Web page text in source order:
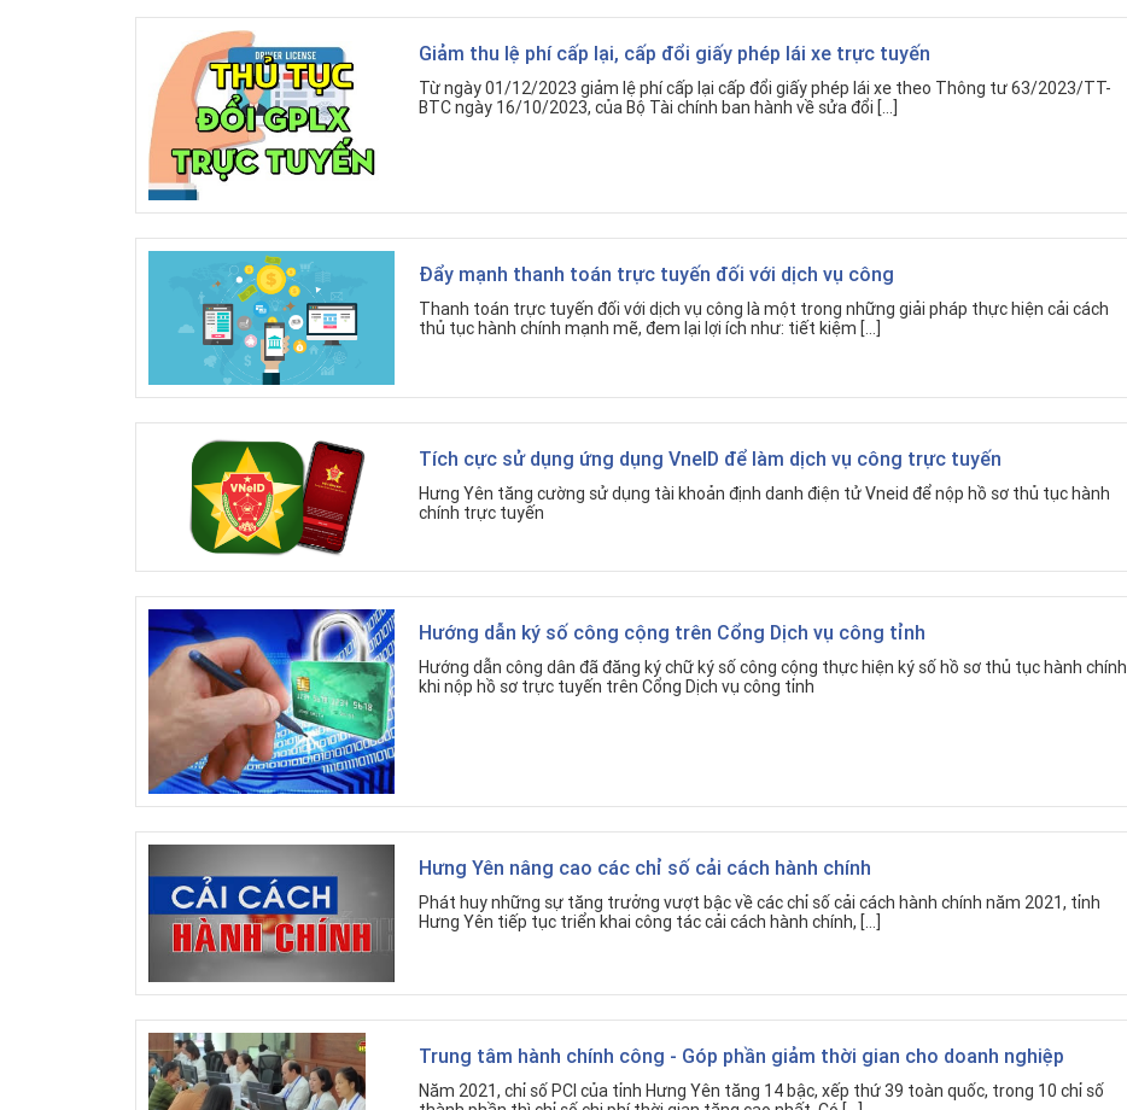
Giảm thu lệ phí cấp lại, cấp đổi giấy phép lái xe trực tuyến
Từ ngày 01/12/2023 giảm lệ phí cấp lại cấp đổi giấy phép lái xe theo Thông tư 63/2023/TT-
BTC ngày 16/10/2023, của Bộ Tài chính ban hành về sửa đổi […]
Đẩy mạnh thanh toán trực tuyến đối với dịch vụ công
Thanh toán trực tuyến đối với dịch vụ công là một trong những giải pháp thực hiện cải cách
thủ tục hành chính mạnh mẽ, đem lại lợi ích như: tiết kiệm […]
Tích cực sử dụng ứng dụng VnelD để làm dịch vụ công trực tuyến
Hưng Yên tăng cường sử dụng tài khoản định danh điện tử Vneid để nộp hồ sơ thủ tục hành
chính trực tuyến
Hướng dẫn ký số công cộng trên Cổng Dịch vụ công tỉnh
Hướng dẫn công dân đã đăng ký chữ ký số công cộng thực hiện ký số hồ sơ thủ tục hành chính
khi nộp hồ sơ trực tuyến trên Cổng Dịch vụ công tỉnh
Hưng Yên nâng cao các chỉ số cải cách hành chính
Phát huy những sự tăng trưởng vượt bậc về các chỉ số cải cách hành chính năm 2021, tỉnh
Hưng Yên tiếp tục triển khai công tác cải cách hành chính, […]
Trung tâm hành chính công - Góp phần giảm thời gian cho doanh nghiệp
Năm 2021, chỉ số PCI của tỉnh Hưng Yên tăng 14 bậc, xếp thứ 39 toàn quốc, trong 10 chỉ số